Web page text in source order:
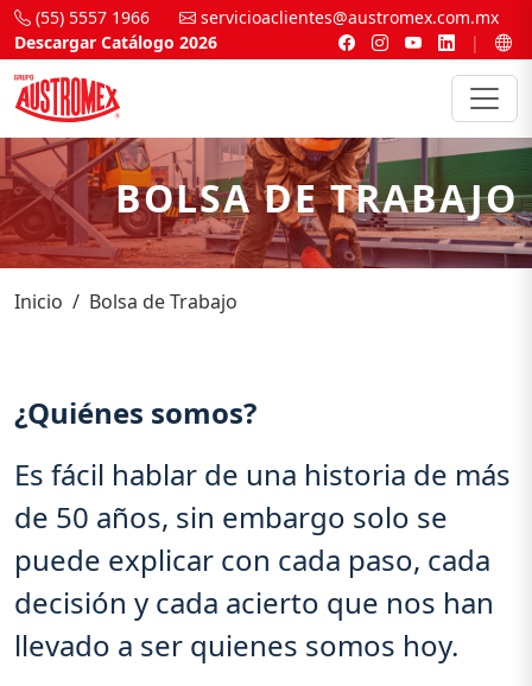
(55) 5557 1966
servicioaclientes@austromex.com.mx
Descargar Catálogo 2026
|
BOLSA DE TRABAJO
Inicio Bolsa de Trabajo
¿Quiénes somos?
Es fácil hablar de una historia de más
de 50 años, sin embargo solo se
puede explicar con cada paso, cada
decisión y cada acierto que nos han
llevado a ser quienes somos hoy.